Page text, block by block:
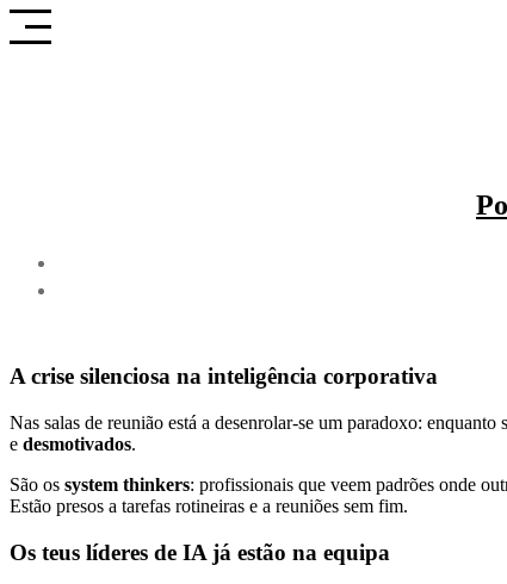
Saltar
para
A crise silenciosa na inteligência corporativa
Nas salas de reunião está a desenrolar-se um paradoxo: enquanto
e desmotivados.
São os system thinkers: profissionais que veem padrões onde
Estão presos a tarefas rotineiras e a reuniões sem fim.
Os teus líderes de IA já estão na equipa